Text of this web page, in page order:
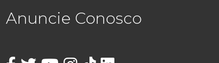
Anuncie Conosco